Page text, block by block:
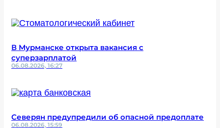
В Мурманске открыта вакансия с
суперзарплатой
06.08.2026, 16:27
Северян предупредили об опасной предоплате
06.08.2026, 15:59